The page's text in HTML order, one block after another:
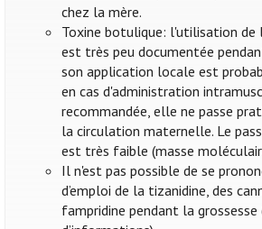
chez la mère.
Toxine botulique: l'utilisation
est très peu documentée
son application locale est
en cas d'administration
recommandée, elle ne passe
la circulation maternelle. Le
est très faible (masse
Il n'est pas possible de se
d’emploi de la tizanidine, des
fampridine pendant la grossesse